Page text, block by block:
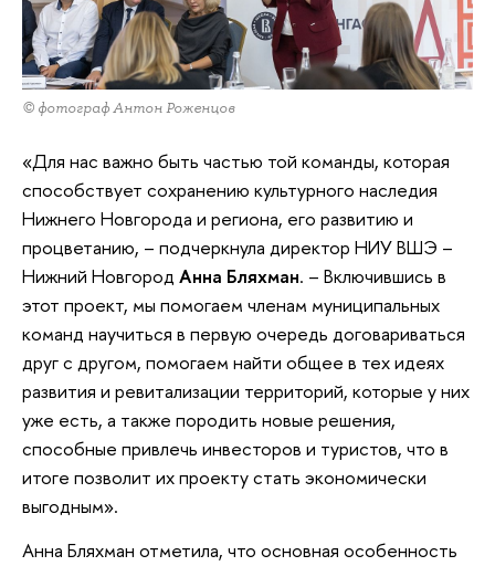
© фотограф Антон Роженцов
«Для нас важно быть частью той команды, которая
способствует сохранению культурного наследия
Нижнего Новгорода и региона, его развитию и
процветанию, – подчеркнула директор НИУ ВШЭ –
Нижний Новгород Анна Бляхман. – Включившись в
этот проект, мы помогаем членам муниципальных
команд научиться в первую очередь договариваться
друг с другом, помогаем найти общее в тех идеях
развития и ревитализации территорий, которые у них
уже есть, а также породить новые решения,
способные привлечь инвесторов и туристов, что в
итоге позволит их проекту стать экономически
выгодным».
Анна Бляхман отметила, что основная особенность